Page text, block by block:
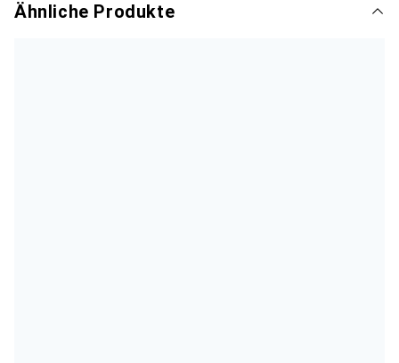
Ähnliche Produkte